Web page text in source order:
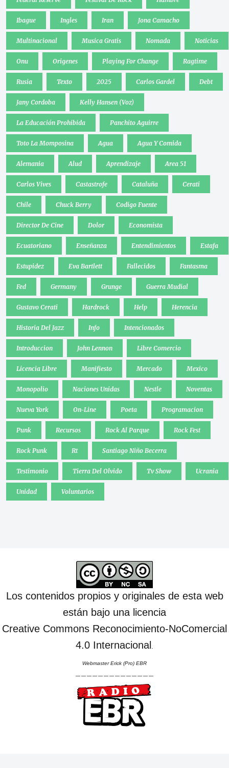
Ibague Ingles Iran Jona Camacho
Multinacional Musica Gratis Nomada Noticias
Onu Origenes Playing For Change Ragtime
Rusia Texto 2025 Carlos Gardel Debt
Jany Cordoba Kelly Hansen (Voz)
La Educación Prohibida Panchito Aguirre
Toto La Momposina Agua Agua Y Comida
Alemania Alud Aprendizaje Area 51
Carlos Vives Castastrofe Cataluña Cerati
Chile Chuck Berry Codigo Fuente
Director De Cine Dolor Economista
Ecuatoriano Enseñanza Entendimientos Estafa
Estupidez Eva Bartlett Fallecidos Fantasma
Fed Germany Grunge Guerra Mudial
Gustavo Cerati Hardrock Help Herencia
Historia Del Jazz Info Intencionados
Introduccion John Lennon Libre Comercio
Licencia Libre Manifiesto Mercado Mexico
Monopolio Naciones Unidas Nestle Noventas
Nueva York On-Line Poeta Programacion
Punk Recursos Rock Al Parque Rock Fest
Rock Punk Rt Santiago Niño Becerra
Testimonio Tierra Del Olvido Tv Show Ucrania
Unidad Voluntarios
Los contenidos propios y originales de esta web
están bajo una licencia
Creative Commons Reconocimiento-NoComercial
4.0 Internacional
Webmaster Erick (Pro) EBR
--------------